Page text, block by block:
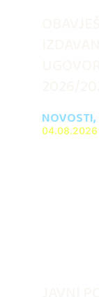
NOVOSTI,
04.08.2026